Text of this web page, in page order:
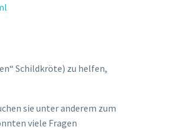
Schildkröte) zu helfen,
sie unter anderem zum
viele Fragen